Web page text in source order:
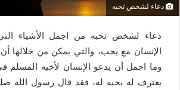
دعاء لشخص تحبه
دعاء لشخص تحبه من اجمل الأشياء
الإنسان مع يحب، والتي يمكن من خلالها
وما اجمل أن يدعو الإنسان لأخيه المسلم
يعترف له بحبه له، فقد قال رسول الله